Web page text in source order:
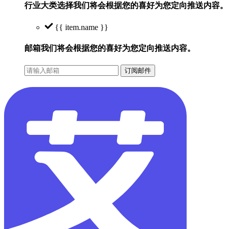
行业大类选择我们将会根据您的喜好为您定向推送内容。
{{ item.name }}
邮箱我们将会根据您的喜好为您定向推送内容。
订阅邮件